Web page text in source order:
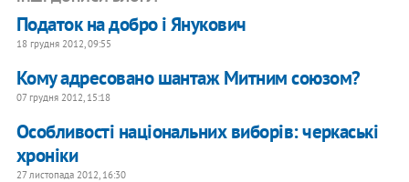
Податок на добро і Янукович
18 грудня 2012, 09:55
Кому адресовано шантаж Митним союзом?
07 грудня 2012, 15:18
Особливості національних виборів: черкаські
хроніки
27 листопада 2012, 16:30